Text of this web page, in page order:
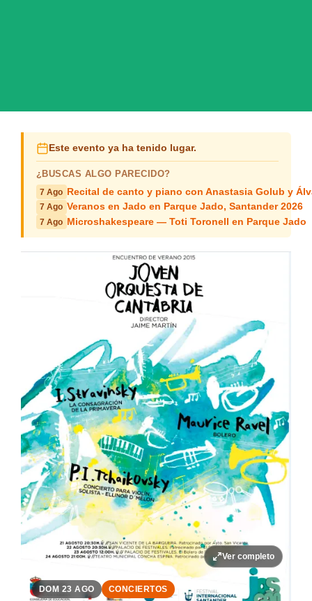
Este evento ya ha tenido lugar.
¿BUSCAS ALGO PARECIDO?
7 Ago Recital de canto y piano con Anastasia Golub y
7 Ago Veranos en Jado en Parque Jado, Santander 2026
7 Ago Microshakespeare — Toti Toronell en Parque Jado
Ver completo
DOM 23 AGO CONCIERTOS